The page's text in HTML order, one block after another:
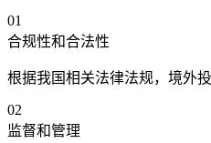
01
合规性和合法性
根据我国相关法律法规，境外
02
监督和管理